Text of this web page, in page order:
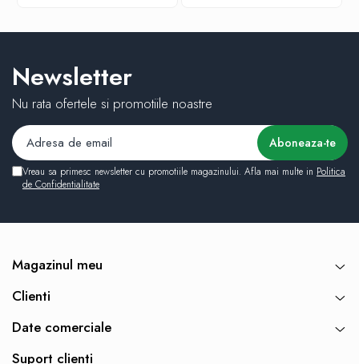
Newsletter
Nu rata ofertele si promotiile noastre
Vreau sa primesc newsletter cu promotiile magazinului. Afla mai multe in Politica
de Confidentialitate
Magazinul meu
Clienti
Date comerciale
Suport clienti